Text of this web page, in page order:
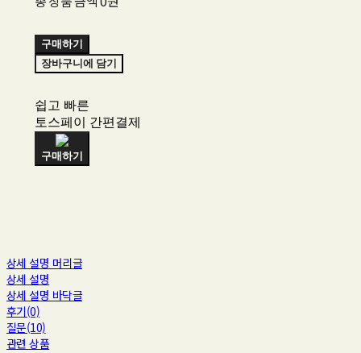
구매하기
장바구니에 담기
쉽고 빠른
토스페이 간편결제
구매하기
상세 설명 머리글
상세 설명
상세 설명 바닥글
후기(0)
질문(10)
관련 상품